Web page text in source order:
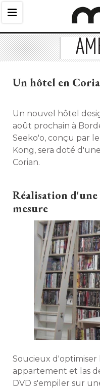
Un hôtel en
Un nouvel hôtel
août prochain à
Seeko'o, conçu par
Kong, sera doté
Corian.
Réalisation
mesure
Soucieux d'optimiser
appartement et las
DVD s'empiler sur